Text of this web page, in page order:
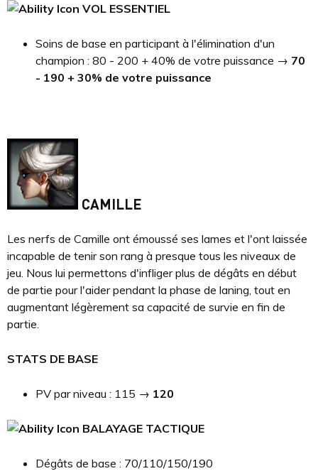
VOL ESSENTIEL
Soins de base en participant à l'élimination d'un
champion : 80 - 200 + 40% de votre puissance → 70
- 190 + 30% de votre puissance
CAMILLE
Les nerfs de Camille ont émoussé ses lames et l'ont laissée
incapable de tenir son rang à presque tous les niveaux de
jeu. Nous lui permettons d'infliger plus de dégâts en début
de partie pour l'aider pendant la phase de laning, tout en
augmentant légèrement sa capacité de survie en fin de
partie.
STATS DE BASE
PV par niveau : 115 → 120
BALAYAGE TACTIQUE
Dégâts de base : 70/110/150/190